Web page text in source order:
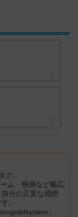
ク。
ム・映画など幅広
分の正直な感想
。
」